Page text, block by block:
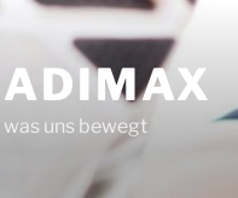
ADIMAX
was uns bewegt